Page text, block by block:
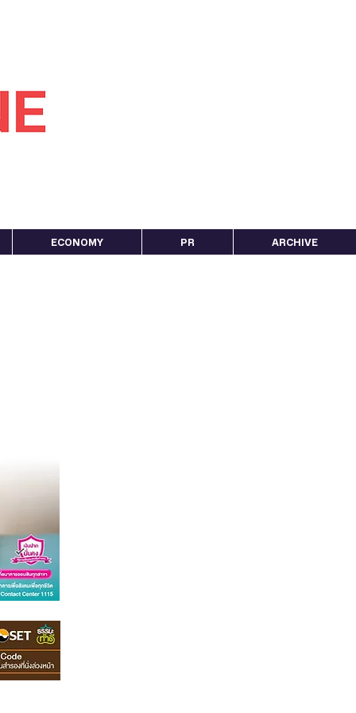
ECONOMY PR ARCHIVE